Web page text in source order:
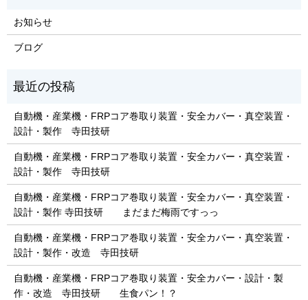
お知らせ
ブログ
自動機・産業機・FRPコア巻取り装置・安全カバー・真空装置・
設計・製作 寺田技研
自動機・産業機・FRPコア巻取り装置・安全カバー・真空装置・
設計・製作 寺田技研
自動機・産業機・FRPコア巻取り装置・安全カバー・真空装置・
設計・製作 寺田技研 まだまだ梅雨ですっっ
自動機・産業機・FRPコア巻取り装置・安全カバー・真空装置・
設計・製作・改造 寺田技研
自動機・産業機・FRPコア巻取り装置・安全カバー・設計・製
作・改造 寺田技研 生食パン！？